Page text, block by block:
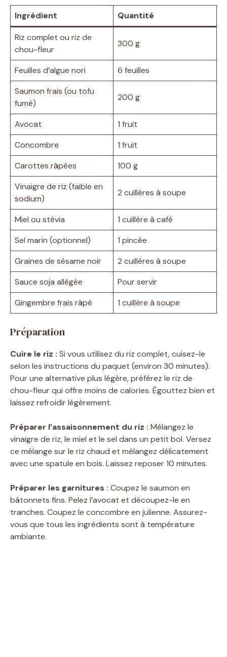
Ingrédient Quantité
Riz complet ou riz de
chou-fleur
300 g
Feuilles d’algue nori
6 feuilles
Saumon frais (ou tofu
fumé)
200 g
Avocat
1 fruit
Concombre
1 fruit
Carottes râpées
100 g
Vinaigre de riz (faible en
sodium)
2 cuillères à soupe
Miel ou stévia
1 cuillère à café
Sel marin (optionnel)
1 pincée
Graines de sésame noir
2 cuillères à soupe
Sauce soja allégée
Pour servir
Gingembre frais râpé
1 cuillère à soupe
Préparation
Cuire le riz : Si vous utilisez du riz complet, cuisez-le
selon les instructions du paquet (environ 30 minutes).
Pour une alternative plus légère, préférez le riz de
chou-fleur qui offre moins de calories. Égouttez bien et
laissez refroidir légèrement.
Préparer l’assaisonnement du riz : Mélangez le
vinaigre de riz, le miel et le sel dans un petit bol. Versez
ce mélange sur le riz chaud et mélangez délicatement
avec une spatule en bois. Laissez reposer 10 minutes.
Préparer les garnitures : Coupez le saumon en
bâtonnets fins. Pelez l’avocat et découpez-le en
tranches. Coupez le concombre en julienne. Assurez-
vous que tous les ingrédients sont à température
ambiante.